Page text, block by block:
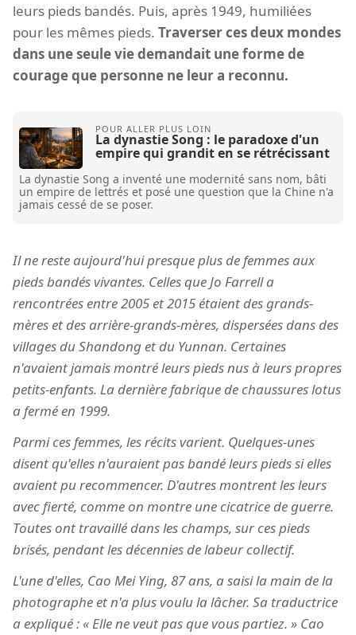
leurs pieds bandés. Puis, après 1949, humiliées
pour les mêmes pieds. Traverser ces deux mondes
dans une seule vie demandait une forme de
courage que personne ne leur a reconnu.
La dynastie Song : le paradoxe d'un
empire qui grandit en se rétrécissant
La dynastie Song a inventé une modernité sans nom, bâti
un empire de lettrés et posé une question que la Chine n'a
jamais cessé de se poser.
Il ne reste aujourd'hui presque plus de femmes aux
pieds bandés vivantes. Celles que Jo Farrell a
rencontrées entre 2005 et 2015 étaient des grands-
mères et des arrière-grands-mères, dispersées dans des
villages du Shandong et du Yunnan. Certaines
n'avaient jamais montré leurs pieds nus à leurs propres
petits-enfants. La dernière fabrique de chaussures lotus
a fermé en 1999.
Parmi ces femmes, les récits varient. Quelques-unes
disent qu'elles n'auraient pas bandé leurs pieds si elles
avaient pu recommencer. D'autres montrent les leurs
avec fierté, comme on montre une cicatrice de guerre.
Toutes ont travaillé dans les champs, sur ces pieds
brisés, pendant les décennies de labeur collectif.
L'une d'elles, Cao Mei Ying, 87 ans, a saisi la main de la
photographe et n'a plus voulu la lâcher. Sa traductrice
a expliqué : « Elle ne veut pas que vous partiez. » Cao